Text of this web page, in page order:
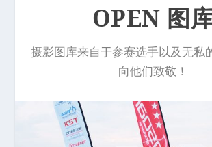
OPEN 图
摄影图库来自于参赛选手以及无私
向他们致敬！